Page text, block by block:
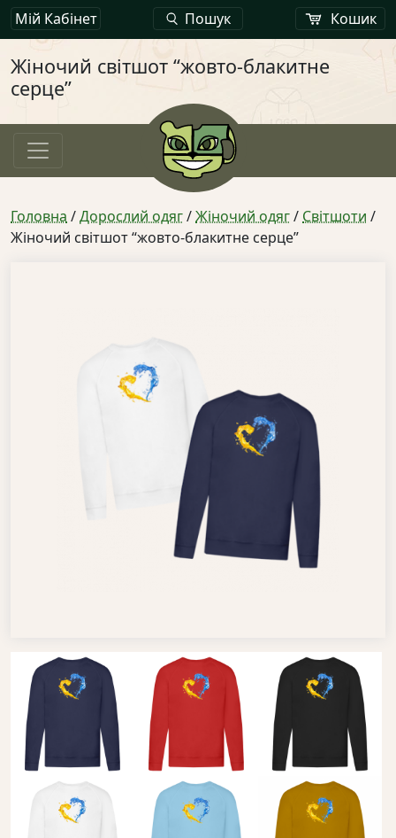
Мій Кабінет Пошук Кошик
Жіночий світшот “жовто-блакитне
серце”
Головна /Дорослий одяг/Жіночий одяг/ Світшоти /
Жіночий світшот “жовто-блакитне серце”